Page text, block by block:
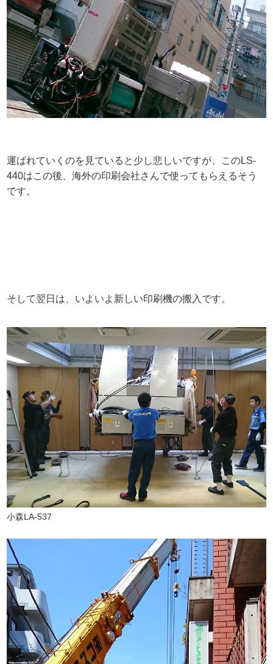
運ばれていくのを見ていると少し悲しいですが、このLS-
440はこの後、海外の印刷会社さんで使ってもらえるそう
です。
そして翌日は、いよいよ新しい印刷機の搬入です。
小森LA-537